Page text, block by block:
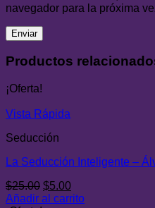
navegador para la próxima
Productos
¡Oferta!
Vista Rápida
Seducción
La Seducción Inteligente –
$25.00 El
precio
$5.00El
precio
Añadir al carrito